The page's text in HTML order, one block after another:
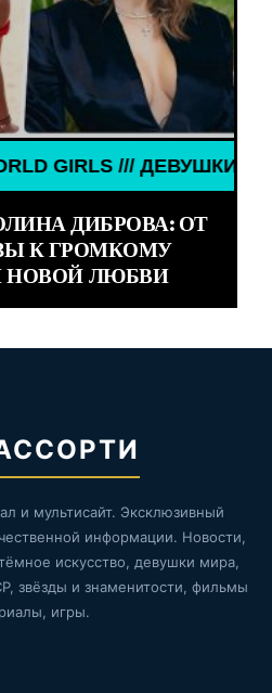
/// WORLD
ДИБРОВА: ОТ
К ГРОМКОМУ
НОВОЙ ЛЮБВИ
и мультисайт. Эксклюзивный
информации. Новости,
искусство, девушки мира,
звёзды и знаменитости, фильмы
игры.